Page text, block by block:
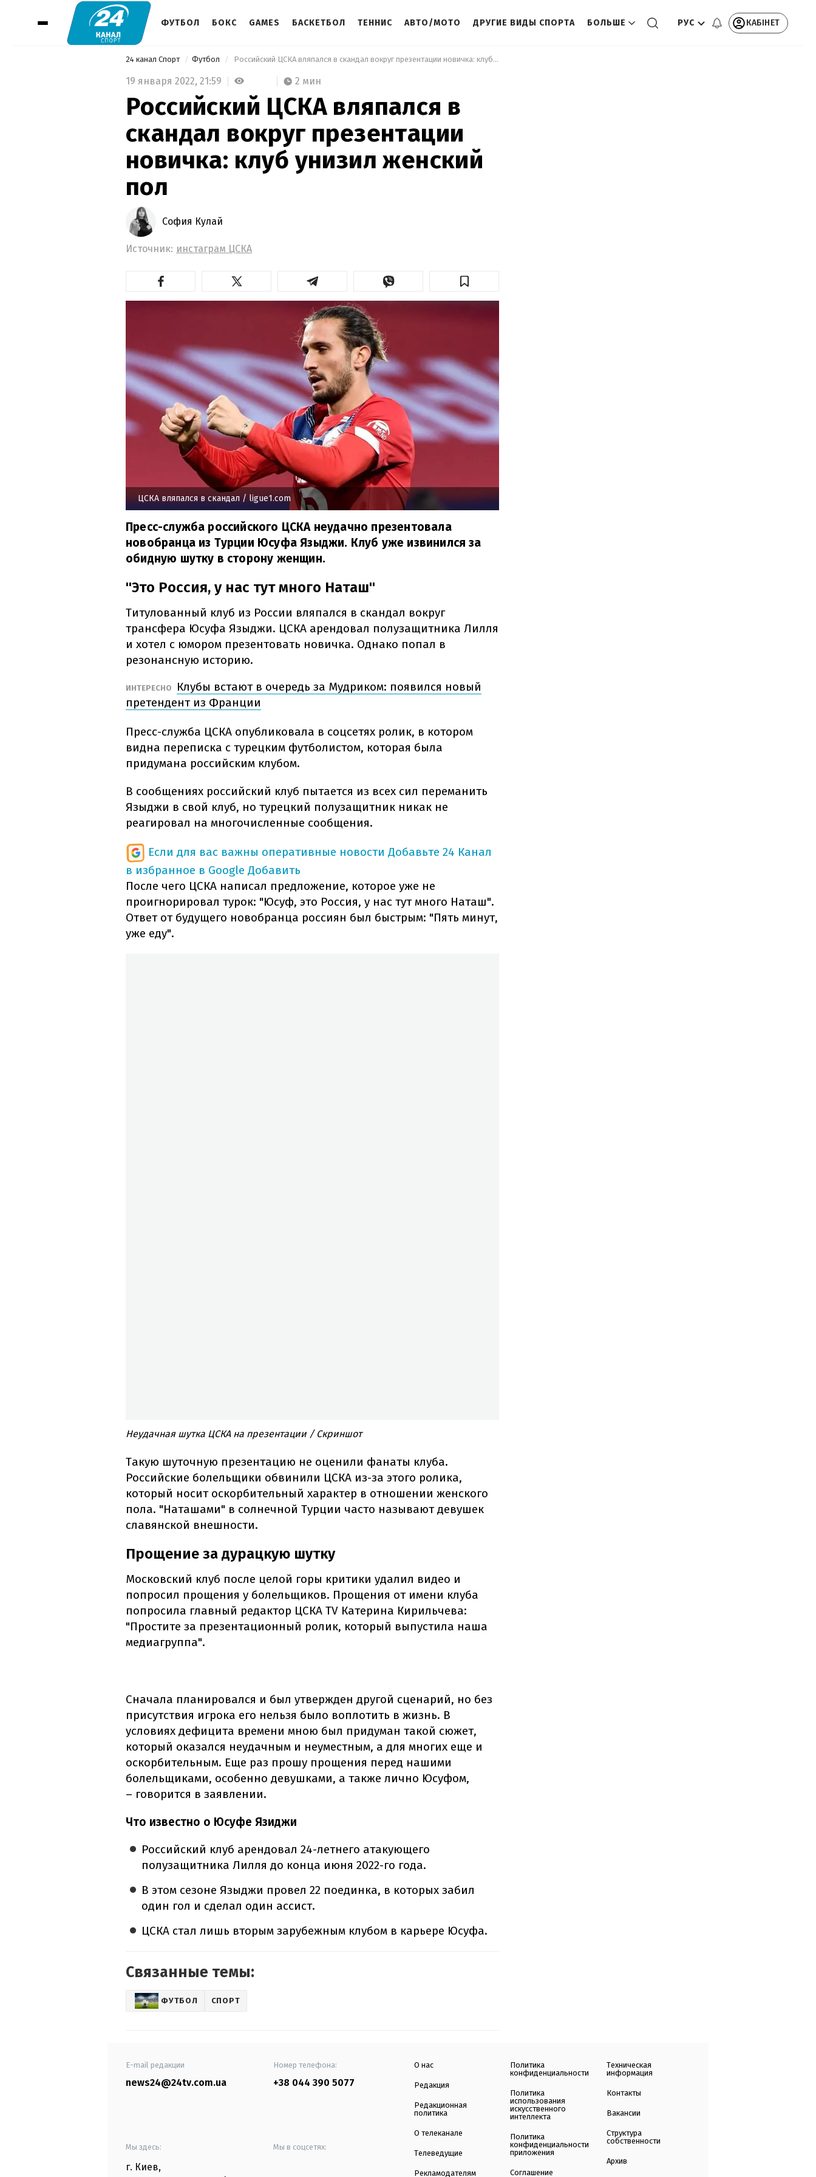
ФУТБОЛ БОКС GAMES БАСКЕТБОЛ ТЕННИС АВТО/МОТО ДРУГИЕ ВИДЫ СПОРТА БОЛЬШЕ РУС КАБІНЕТ
24 канал Спорт Футбол Российский ЦСКА вляпался в скандал вокруг презентации новичка: клуб унизил женский пол
19 января 2022, 21:59 2 мин
Российский ЦСКА вляпался в
скандал вокруг презентации
новичка: клуб унизил женский
пол
София Кулай
Источник: инстаграм ЦСКА
ЦСКА вляпался в скандал/ ligue1.com
Пресс-служба российского ЦСКА неудачно презентовала
новобранца из Турции Юсуфа Языджи. Клуб уже извинился за
обидную шутку в сторону женщин.
"Это Россия, у нас тут много Наташ"
Титулованный клуб из России вляпался в скандал вокруг
трансфера Юсуфа Языджи. ЦСКА арендовал полузащитника Лилля
и хотел с юмором презентовать новичка. Однако попал в
резонансную историю.
ИНТЕРЕСНО
Клубы встают в очередь за Мудриком: появился новый
претендент из Франции
Пресс-служба ЦСКА опубликовала в соцсетях ролик, в котором
видна переписка с турецким футболистом, которая была
придумана российским клубом.
В сообщениях российский клуб пытается из всех сил переманить
Языджи в свой клуб, но турецкий полузащитник никак не
реагировал на многочисленные сообщения.
Если для вас важны оперативные новости Добавьте 24 Канал
в избранное в Google Добавить
После чего ЦСКА написал предложение, которое уже не
проигнорировал турок: "Юсуф, это Россия, у нас тут много Наташ".
Ответ от будущего новобранца россиян был быстрым: "Пять минут,
уже еду".
Неудачная шутка ЦСКА на презентации / Скриншот
Такую шуточную презентацию не оценили фанаты клуба.
Российские болельщики обвинили ЦСКА из-за этого ролика,
который носит оскорбительный характер в отношении женского
пола. "Наташами" в солнечной Турции часто называют девушек
славянской внешности.
Прощение за дурацкую шутку
Московский клуб после целой горы критики удалил видео и
попросил прощения у болельщиков. Прощения от имени клуба
попросила главный редактор ЦСКА TV Катерина Кирильчева:
"Простите за презентационный ролик, который выпустила наша
медиагруппа".
Сначала планировался и был утвержден другой сценарий, но без
присутствия игрока его нельзя было воплотить в жизнь. В
условиях дефицита времени мною был придуман такой сюжет,
который оказался неудачным и неуместным, а для многих еще и
оскорбительным. Еще раз прошу прощения перед нашими
болельщиками, особенно девушками, а также лично Юсуфом,
– говорится в заявлении.
Что известно о Юсуфе Язиджи
Российский клуб арендовал 24-летнего атакующего
полузащитника Лилля до конца июня 2022-го года.
В этом сезоне Языджи провел 22 поединка, в которых забил
один гол и сделал один ассист.
ЦСКА стал лишь вторым зарубежным клубом в карьере Юсуфа.
Связанные темы:
ФУТБОЛ СПОРТ
E-mail редакции
news24@24tv.com.ua
Номер телефона:
+38 044 390 5077
Мы здесь:
г. Киев,
Мы в соцсетях:
О нас
Редакция
Редакционная
политика
О телеканале
Телеведущие
Рекламодателям
Политика
конфиденциальности
Политика
использования
искусственного
интеллекта
Политика
конфиденциальности
приложения
Соглашение
Техническая
информация
Контакты
Вакансии
Структура
собственности
Архив